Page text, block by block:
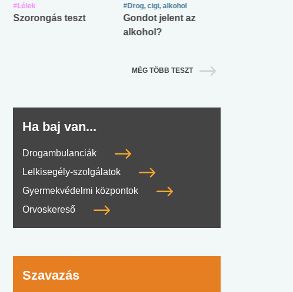
#Lélek
Szorongás teszt
#Drog, cigi, alkohol
Gondot jelent az
alkohol?
MÉG TÖBB TESZT
Ha baj van...
Drogambulanciák
Lelkisegély-szolgálatok
Gyermekvédelmi központok
Orvoskereső
Szavazás